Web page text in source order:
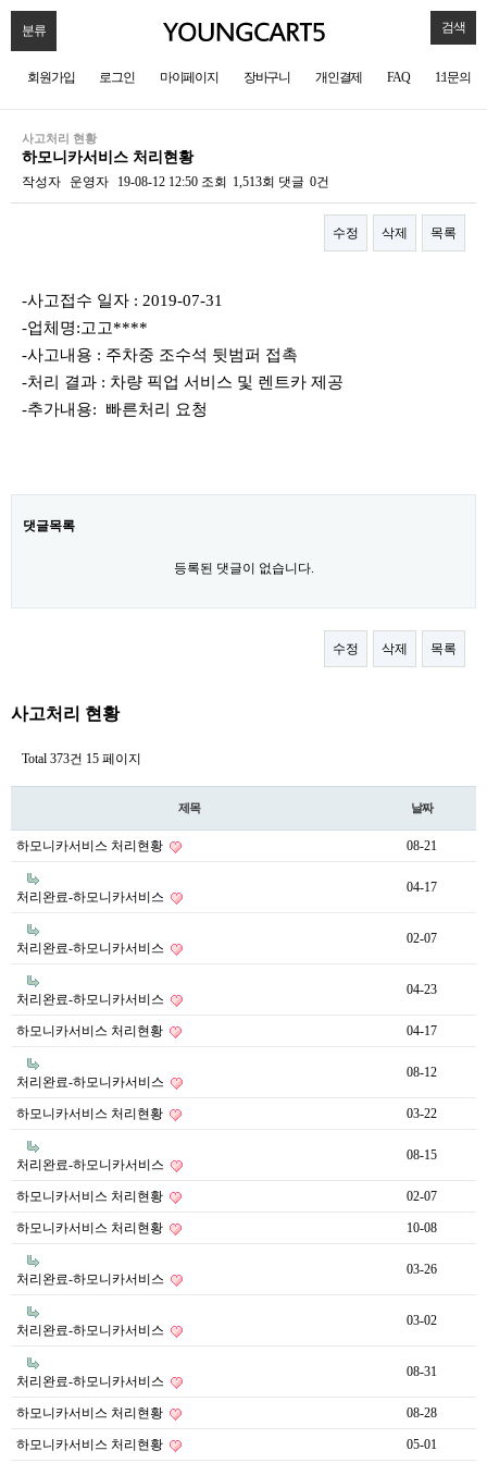
분류 검색
회원가입 로그인 마이페이지 장바구니 개인결제 FAQ 1:1문의
사고처리 현황
하모니카서비스 처리현황
작성자 운영자 19-08-12 12:50 조회 1,513회 댓글 0건
수정 삭제 목록
-사고접수 일자 : 2019-07-31
-업체명:고고****
-사고내용 : 주차중 조수석 뒷범퍼 접촉
-처리 결과 : 차량 픽업 서비스 및 렌트카 제공
-추가내용: 빠른처리 요청
댓글목록
등록된 댓글이 없습니다.
수정 삭제 목록
사고처리 현황
Total 373건 15 페이지
제목 날짜
하모니카서비스 처리현황 08-21
처리완료-하모니카서비스
04-17
처리완료-하모니카서비스
02-07
처리완료-하모니카서비스
04-23
하모니카서비스 처리현황 04-17
처리완료-하모니카서비스
08-12
하모니카서비스 처리현황 03-22
처리완료-하모니카서비스
08-15
하모니카서비스 처리현황 02-07
하모니카서비스 처리현황 10-08
처리완료-하모니카서비스
03-26
처리완료-하모니카서비스
03-02
처리완료-하모니카서비스
08-31
하모니카서비스 처리현황 08-28
하모니카서비스 처리현황 05-01